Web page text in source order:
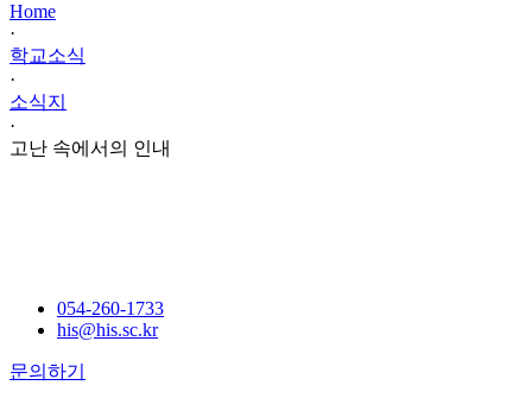
Home
·
학교소식
·
소식지
·
고난 속에서의 인내
054-260-1733
his@his.sc.kr
문의하기